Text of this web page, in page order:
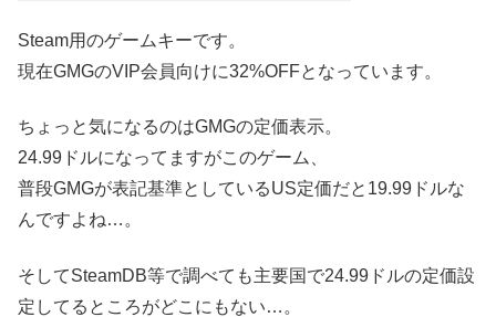
Steam用のゲームキーです。
現在GMGのVIP会員向けに32%OFFとなっています。
ちょっと気になるのはGMGの定価表示。
24.99ドルになってますがこのゲーム、
普段GMGが表記基準としているUS定価だと19.99ドルな
んですよね…。
そしてSteamDB等で調べても主要国で24.99ドルの定価設
定してるところがどこにもない…。